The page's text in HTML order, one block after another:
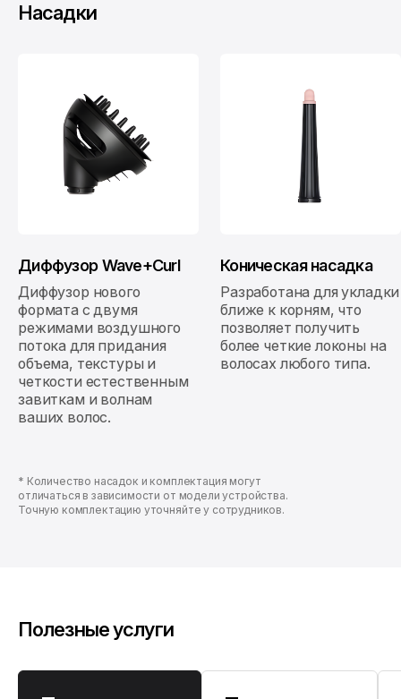
Насадки
Диффузор Wave+Curl
Диффузор нового
формата с двумя
режимами воздушного
потока для придания
объема, текстуры и
четкости естественным
завиткам и волнам
ваших волос.
Коническая насадка
Разработана для укладки
ближе к корням, что
позволяет получить
более четкие локоны на
волосах любого типа.
* Количество насадок и комплектация могут
отличаться в зависимости от модели устройства.
Точную комплектацию уточняйте у сотрудников.
Полезные услуги